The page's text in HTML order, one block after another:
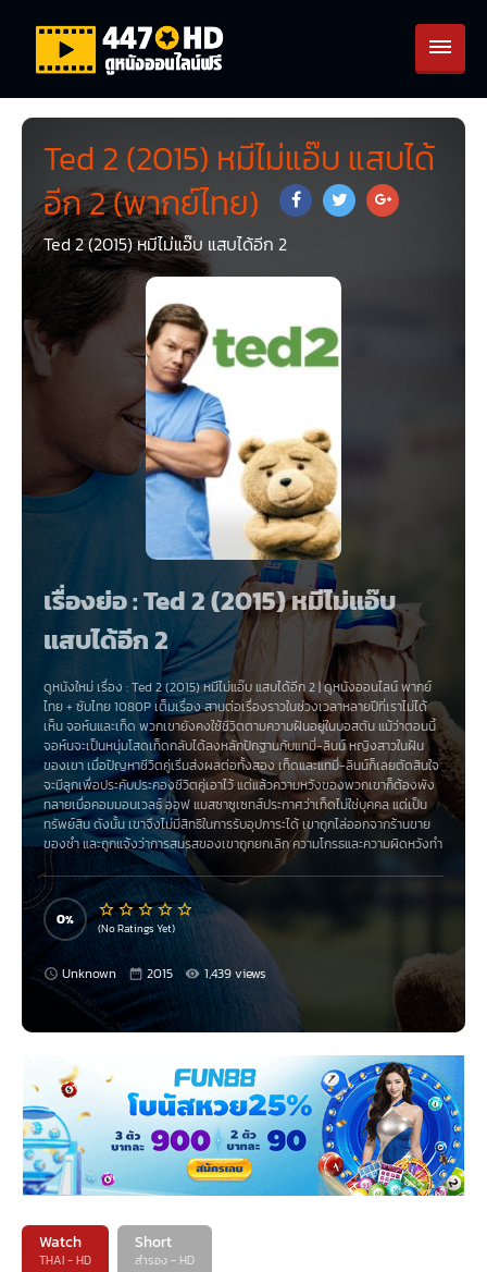
Ted 2 (2015) หมีไม่แอ๊บ แสบได้
อีก 2 (พากย์ไทย)
Ted 2 (2015) หมีไม่แอ๊บ แสบได้อีก 2
เรื่องย่อ : Ted 2 (2015) หมีไม่แอ๊บ
แสบได้อีก 2
ดูหนังใหม่ เรื่อง :Ted 2 (2015) หมีไม่แอ๊บ แสบได้อีก 2|ดูหนังออนไลน์พากย์
ไทย+ซับไทย1080P เต็มเรื่อง สานต่อเรื่องราวในช่วงเวลาหลายปีที่เราไม่ได้
เห็น จอห์นและเท็ด พวกเขายังคงใช้ชีวิตตามความฝันอยู่ในบอสตัน แม้ว่าตอนนี้
จอห์นจะเป็นหนุ่มโสดเท็ดกลับได้ลงหลักปักฐานกับแทมี่-ลินน์ หญิงสาวในฝัน
ของเขา เมื่อปัญหาชีวิตคู่เริ่มส่งผลต่อทั้งสอง เท็ดและแทมี่-ลินน์ก็เลยตัดสินใจ
จะมีลูกเพื่อประคับประคองชีวิตคู่เอาไว้ แต่แล้วความหวังของพวกเขาก็ต้องพัง
ทลายเมื่อคอมมอนเวลธ์ ออฟ แมสซาซูเซทส์ประกาศว่าเท็ดไม่ใช่บุคคล แต่เป็น
ทรัพย์สิน ดังนั้น เขาจึงไม่มีสิทธิในการรับอุปการะได้ เขาถูกไล่ออกจากร้านขาย
ของชำ และถูกแจ้งว่าการสมรสของเขาถูกยกเลิก ความโกรธและความผิดหวังทำ
ให้เท็ดหาทางระบายความหงุดหงิดของเขา และขอให้เพื่อนซี้ของเขาช่วยเขา
ฟ้องร้องภาครัฐ เพื่อให้ได้สิทธิตามที่เขาสมควรจะได้
0 (No Ratings Yet)
Unknown 2015 1,439 views
Watch
THAI - HD
Short
สำรอง - HD